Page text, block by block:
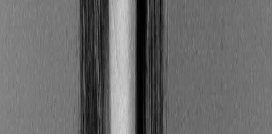
Qu’est-ce l’article 9 de la SFDR ?
L'article 9 de la SFDR concerne les produits ayant un
objectif d’investissement durable en vue d’avoir un
impact positif sur l’environnement et la société
Il impose des exigences de transparence spécifiques
dans les informations précontractuelles transmises
aux investisseurs. Il vise notamment à garantir que